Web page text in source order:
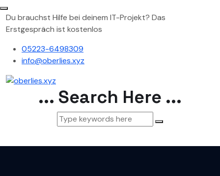
Du brauchst Hilfe bei deinem IT-Projekt? Das
Erstgespräch ist kostenlos
05223-6498309
info@oberlies.xyz
... Search Here ...